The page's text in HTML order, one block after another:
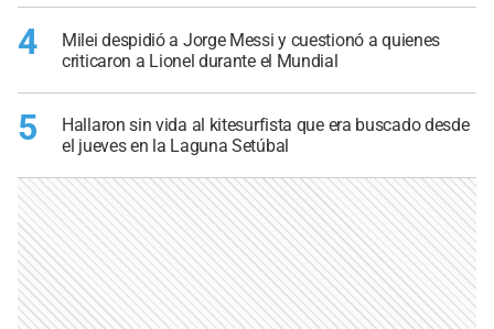
4
Milei despidió a Jorge Messi y cuestionó a quienes
criticaron a Lionel durante el Mundial
5
Hallaron sin vida al kitesurfista que era buscado desde
el jueves en la Laguna Setúbal